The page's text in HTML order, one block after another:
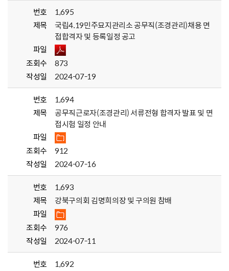
번호
1,695
제목
국립4.19민주묘지관리소 공무직(조경관리)채용 면
접합격자 및 등록일정 공고
파일
조회수
873
작성일
2024-07-19
번호
1,694
제목
공무직근로자(조경관리) 서류전형 합격자 발표 및 면
접시험 일정 안내
파일
조회수
912
작성일
2024-07-16
번호
1,693
제목
강북구의회 김명희의장 및 구의원 참배
파일
조회수
976
작성일
2024-07-11
번호
1,692